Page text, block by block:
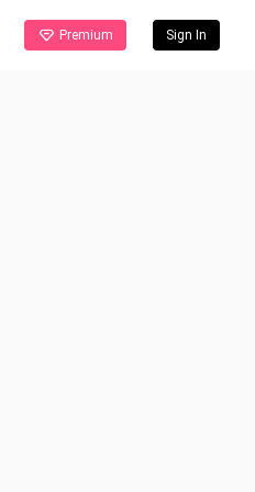
Premium Sign In